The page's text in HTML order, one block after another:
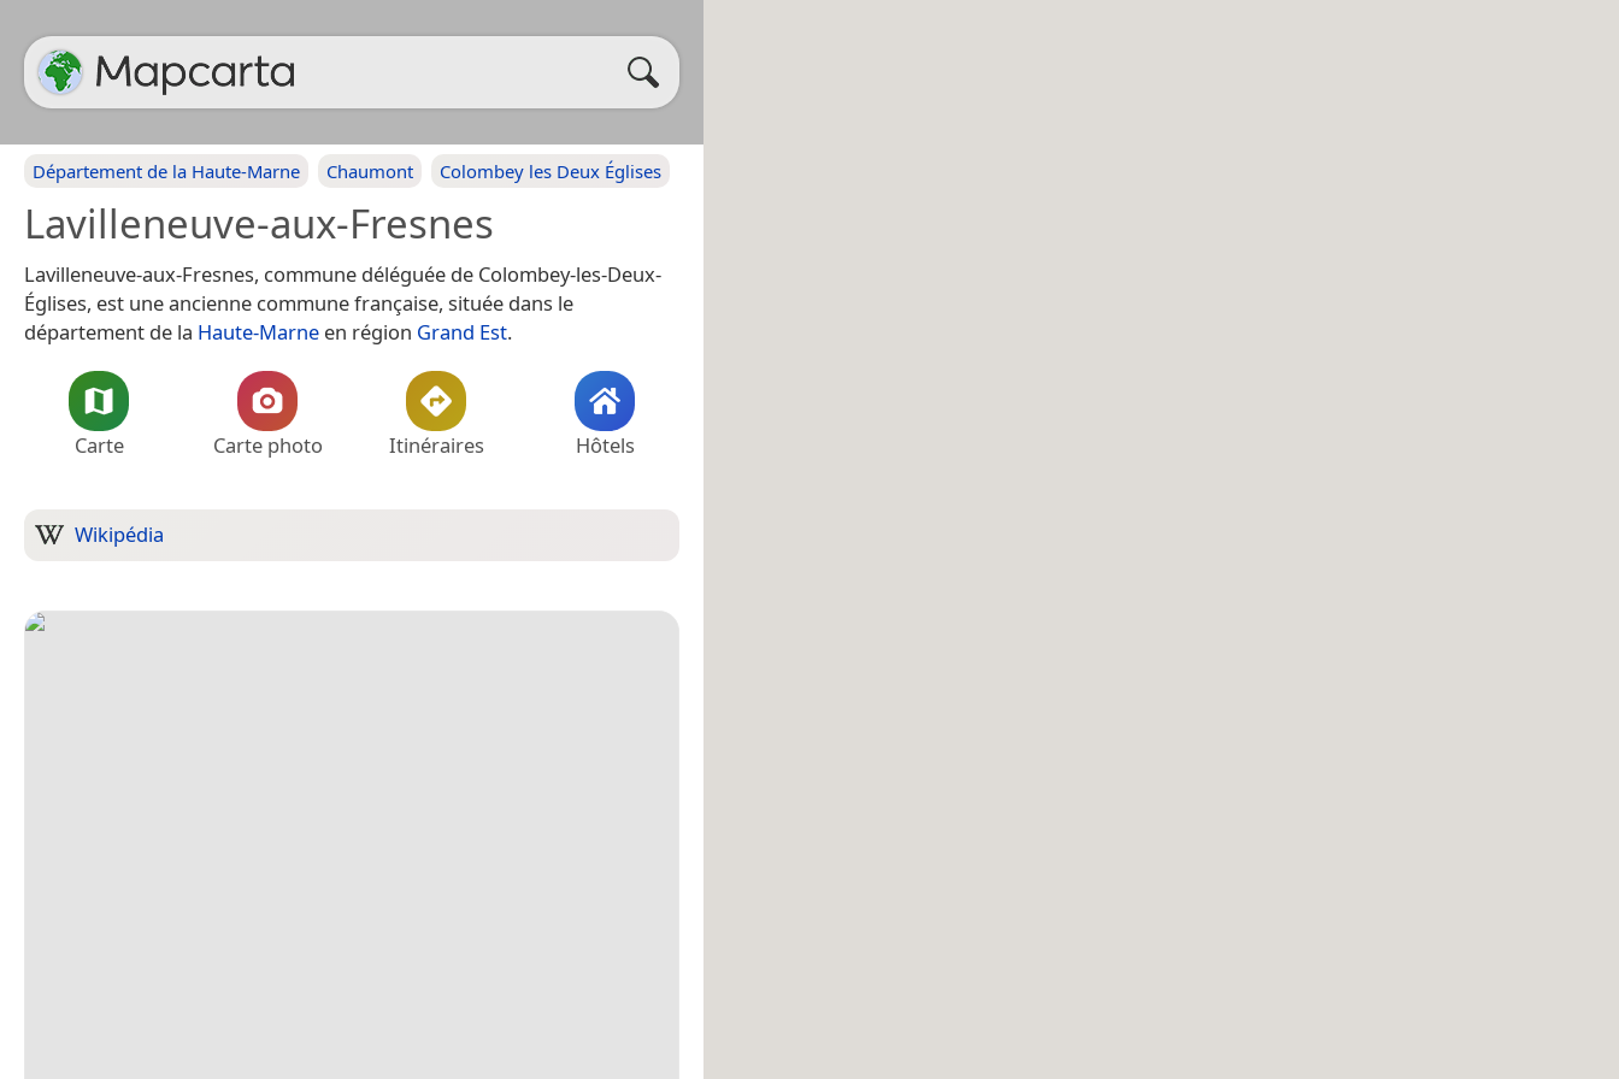
Département de la Haute-Marne Chaumont Colombey les Deux Églises
Lavilleneuve-aux-Fresnes
Lavilleneuve-aux-Fresnes, commune déléguée de Colombey-les-Deux-
Églises, est une ancienne commune française, située dans le
département de la Haute-Marne en région Grand Est.
Carte Carte photo Itinéraires Hôtels
Wikipédia